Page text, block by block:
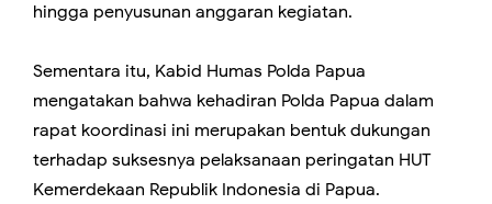
hingga penyusunan anggaran kegiatan.
Sementara itu, Kabid Humas Polda Papua
mengatakan bahwa kehadiran Polda Papua dalam
rapat koordinasi ini merupakan bentuk dukungan
terhadap suksesnya pelaksanaan peringatan HUT
Kemerdekaan Republik Indonesia di Papua.